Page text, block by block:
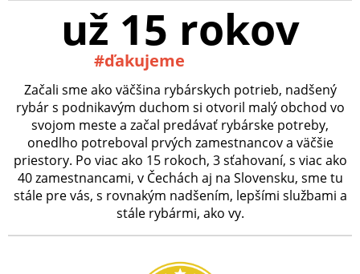
už 15 rokov
#ďakujeme
Začali sme ako väčšina rybárskych potrieb, nadšený
rybár s podnikavým duchom si otvoril malý obchod vo
svojom meste a začal predávať rybárske potreby,
onedlho potreboval prvých zamestnancov a väčšie
priestory. Po viac ako 15 rokoch, 3 sťahovaní, s viac ako
40 zamestnancami, v Čechách aj na Slovensku, sme tu
stále pre vás, s rovnakým nadšením, lepšími službami a
stále rybármi, ako vy.